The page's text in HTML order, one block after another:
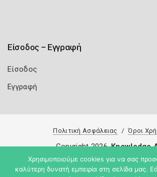
Είσοδος – Εγγραφή
Είσοδος
Εγγραφή
Πολιτική Ασφάλειας Όροι
Copyright 2026 Knowledge
Χρησιμοποιούμε cookies για να σας
καλύτερη δυνατή εμπειρία στη σελίδα μας.